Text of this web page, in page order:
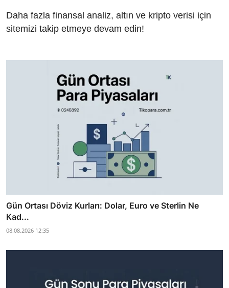
Daha fazla finansal analiz, altın ve kripto verisi için
sitemizi takip etmeye devam edin!
Gün Ortası Döviz Kurları: Dolar, Euro ve Sterlin Ne
Kad...
08.08.2026 12:35